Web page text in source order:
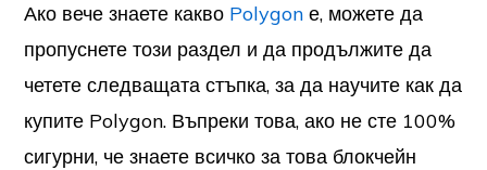
Ако вече знаете какво Polygon е, можете да
пропуснете този раздел и да продължите да
четете следващата стъпка, за да научите как да
купите Polygon. Въпреки това, ако не сте 100%
сигурни, че знаете всичко за това блокчейн